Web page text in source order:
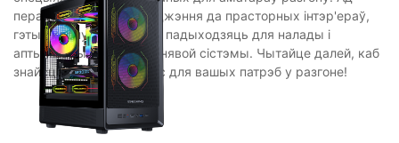
перадавых сістэм астуджэння да прасторных інтэр'ераў,
гэтыя корпусы ідэальна падыходзяць для налады і
аптымізацыі вашай гульнявой сістэмы. Чытайце далей, каб
знайсці ідэальны корпус для вашых патрэб у разгоне!